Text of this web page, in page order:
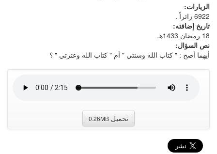
الزيارات:
6922 زائراً .
تاريخ إضافته:
18 رمضان 1433هـ
نص السؤال:
أيهما أصح : " كتاب الله وسنتي " أم " كتاب الله وعترتي " ؟
تحميل 0.26MB